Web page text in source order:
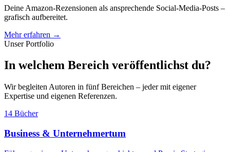
Deine Amazon-Rezensionen als ansprechende Social-Media-Posts –
grafisch aufbereitet.
Mehr erfahren →
Unser Portfolio
In welchem Bereich veröffentlichst du?
Wir begleiten Autoren in fünf Bereichen – jeder mit eigener
Expertise und eigenen Referenzen.
14 Bücher
Business & Unternehmertum